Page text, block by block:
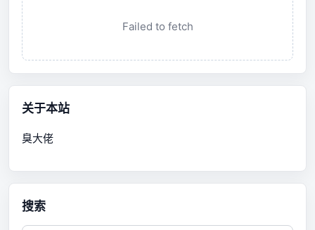
Failed to fetch
关于本站
臭大佬
搜索